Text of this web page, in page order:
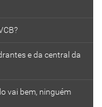
e da central da
vai bem, ninguém